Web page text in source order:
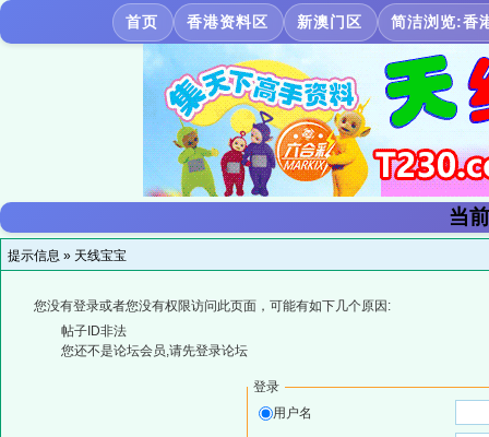
首页 香港资料区 新澳门区 简洁浏览:香
当
提示信息 » 天线宝宝
您没有登录或者您没有权限访问此页面，可能有如下几个原因:
帖子ID非法
您还不是论坛会员,请先登录论坛
登录
用户名